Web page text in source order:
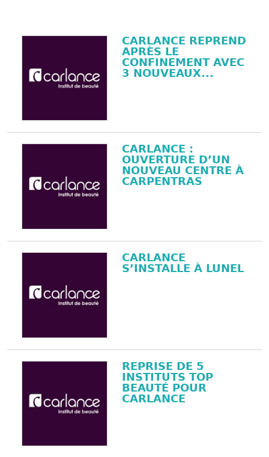
CARLANCE REPREND
APRÈS LE
CONFINEMENT AVEC
3 NOUVEAUX...
CARLANCE :
OUVERTURE D’UN
NOUVEAU CENTRE À
CARPENTRAS
CARLANCE
S’INSTALLE À LUNEL
REPRISE DE 5
INSTITUTS TOP
BEAUTÉ POUR
CARLANCE